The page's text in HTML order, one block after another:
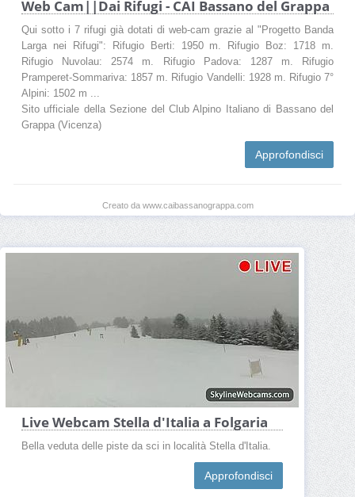
Web Cam||Dai Rifugi - CAI Bassano del Grappa
Qui sotto i 7 rifugi già dotati di web-cam grazie al "Progetto Banda
Larga nei Rifugi": Rifugio Berti: 1950 m. Rifugio Boz: 1718 m.
Rifugio Nuvolau: 2574 m. Rifugio Padova: 1287 m. Rifugio
Pramperet-Sommariva: 1857 m. Rifugio Vandelli: 1928 m. Rifugio 7°
Alpini: 1502 m ...
Sito ufficiale della Sezione del Club Alpino Italiano di Bassano del
Grappa (Vicenza)
Approfondisci
Creato da www.caibassanograppa.com
Live Webcam Stella d'Italia a Folgaria
Bella veduta delle piste da sci in località Stella d'Italia.
Approfondisci